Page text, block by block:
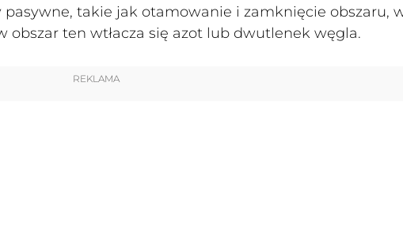
pasywne, takie jak otamowanie i zamknięcie obszaru,
obszar ten wtłacza się azot lub dwutlenek węgla.
REKLAMA